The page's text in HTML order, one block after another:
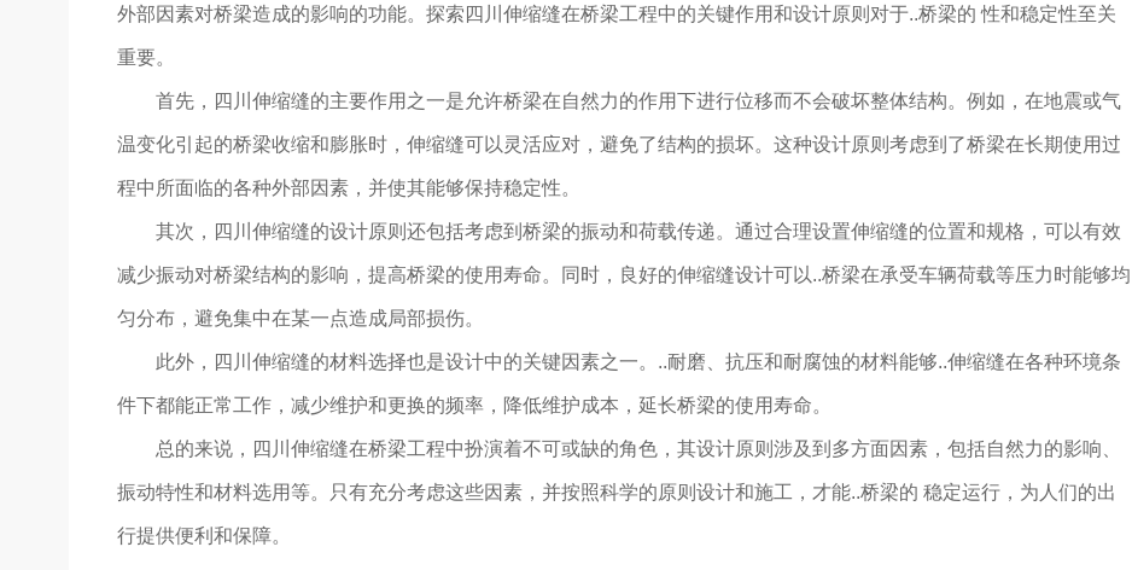
外部因素对桥梁造成的影响的功能。探索四川伸缩缝在桥梁工程中的关键作用和设计原则对于..桥梁的 性和稳定性至关
重要。
首先，四川伸缩缝的主要作用之一是允许桥梁在自然力的作用下进行位移而不会破坏整体结构。例如，在地震或气
温变化引起的桥梁收缩和膨胀时，伸缩缝可以灵活应对，避免了结构的损坏。这种设计原则考虑到了桥梁在长期使用过
程中所面临的各种外部因素，并使其能够保持稳定性。
其次，四川伸缩缝的设计原则还包括考虑到桥梁的振动和荷载传递。通过合理设置伸缩缝的位置和规格，可以有效
减少振动对桥梁结构的影响，提高桥梁的使用寿命。同时，良好的伸缩缝设计可以..桥梁在承受车辆荷载等压力时能够均
匀分布，避免集中在某一点造成局部损伤。
此外，四川伸缩缝的材料选择也是设计中的关键因素之一。..耐磨、抗压和耐腐蚀的材料能够..伸缩缝在各种环境条
件下都能正常工作，减少维护和更换的频率，降低维护成本，延长桥梁的使用寿命。
总的来说，四川伸缩缝在桥梁工程中扮演着不可或缺的角色，其设计原则涉及到多方面因素，包括自然力的影响、
振动特性和材料选用等。只有充分考虑这些因素，并按照科学的原则设计和施工，才能..桥梁的 稳定运行，为人们的出
行提供便利和保障。